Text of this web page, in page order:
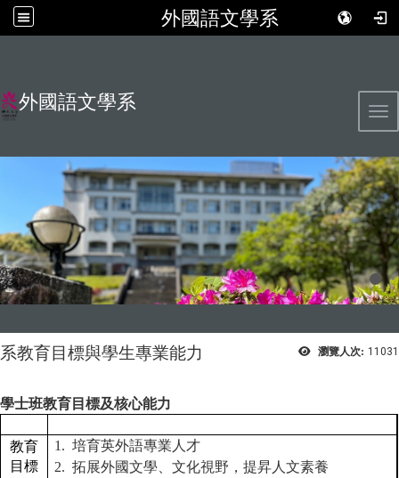
外國語文學系
外國語文學系
瀏覽人次: 11031
系教育目標與學生專業能力
學士班教育目標及核心能力
教育
目標
1. 培育英外語專業人才
2. 拓展外國文學、文化視野，提昇人文素養